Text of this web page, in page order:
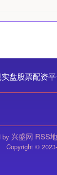
盘股票配资
by 兴盛网 RSS
Copyright ©